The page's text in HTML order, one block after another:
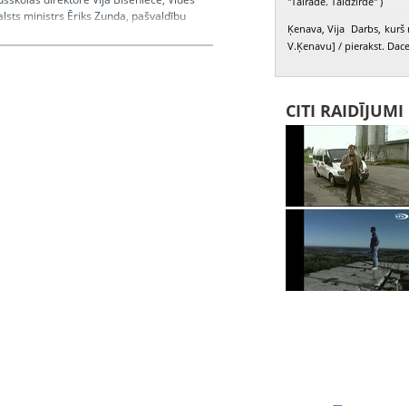
ministrs Ēriks Zunda, pašvaldību
teksta autors A. Lejiņš, lasa aktieri
" Sirsniņa". Stāsta cepumu ceha
Biseniece Vija, Zunda Ēriks,
Ķenava, Vija Darbs,
V.Ķenavu] / pierakst.
CITI RAIDĪJUMI